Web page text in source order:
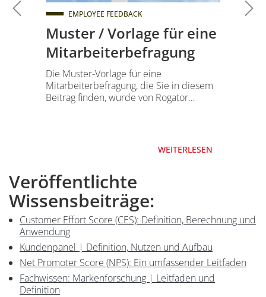
Muster / Vorlage für eine
Mitarbeiterbefragung
EMPLOYEE FEEDBACK
Die Muster-Vorlage für eine
Mitarbeiterbefragung, die Sie in diesem
Beitrag finden, wurde von Rogator…
WEITERLESEN
Inhalt
Veröffentlichte
Wissensbeiträge:
Customer Effort Score (CES): Definition, Berechnung und
Anwendung
Kundenpanel | Definition, Nutzen und Aufbau
Net Promoter Score (NPS): Ein umfassender Leitfaden
Fachwissen: Markenforschung | Leitfaden und
Definition